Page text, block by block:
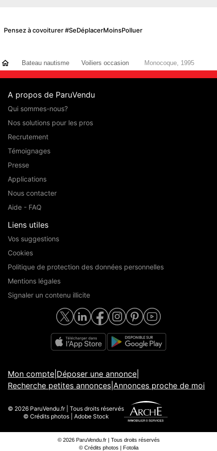
Pensez à covoiturer #SeDéplacerMoinsPolluer
Bateau nautisme Voiliers occasion Monocoque, 1995
A propos de ParuVendu
Qui sommes-nous?
Nos solutions pour les pros
Recrutement
Témoignages
Presse
Applications
Nous contacter
Aide - FAQ
Liens utiles
Vos suggestions
Cookies
Politique de protection des données personnelles
Mentions légales
Signaler un contenu illicite
Mon compte Déposer une annonce
Recherche petites annonces Annonces proche de moi
© 2026 ParuVendu.fr | Tous droits réservés
© Crédits photos | Adobe Stock
© 2026 ParuVendu.fr | Tous droits réservés
© Crédits photos | Fotolia